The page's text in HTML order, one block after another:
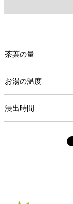
茶葉の量
お湯の温度
浸出時間